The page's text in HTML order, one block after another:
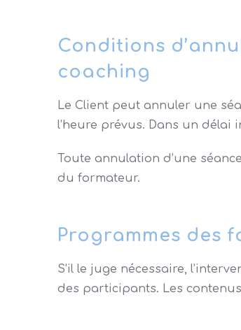
Conditions
coaching
Le Client peut annuler une
l’heure prévus. Dans un
Toute annulation d’une
du formateur.
Programmes des
S’il le juge nécessaire,
des participants. Les